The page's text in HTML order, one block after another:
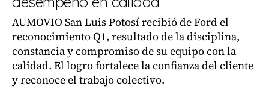
AUMOVIO San Luis Potosí recibió de Ford el
reconocimiento Q1, resultado de la disciplina,
constancia y compromiso de su equipo con la
calidad. El logro fortalece la confianza del cliente
y reconoce el trabajo colectivo.